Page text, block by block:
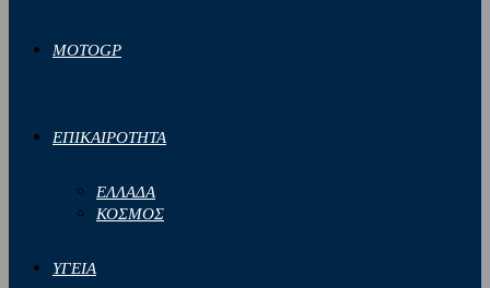
MOTOGP
ΕΠΙΚΑΙΡΟΤΗΤΑ
ΕΛΛΑΔΑ
ΚΟΣΜΟΣ
ΥΓΕΙΑ